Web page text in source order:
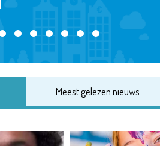
Meest gelezen nieuws